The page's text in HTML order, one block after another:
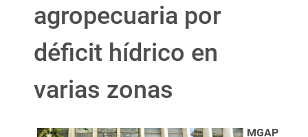
agropecuaria por
déficit hídrico en
varias zonas
MGAP